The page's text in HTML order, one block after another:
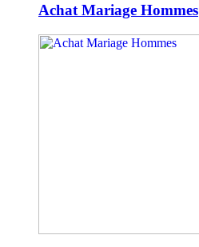
Achat Mariage Hommes